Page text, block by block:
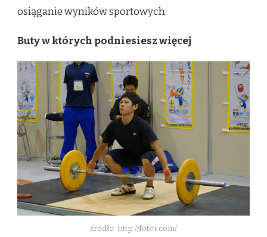
osiąganie wyników sportowych.
Buty w których podniesiesz więcej
źródło: http://foter.com/